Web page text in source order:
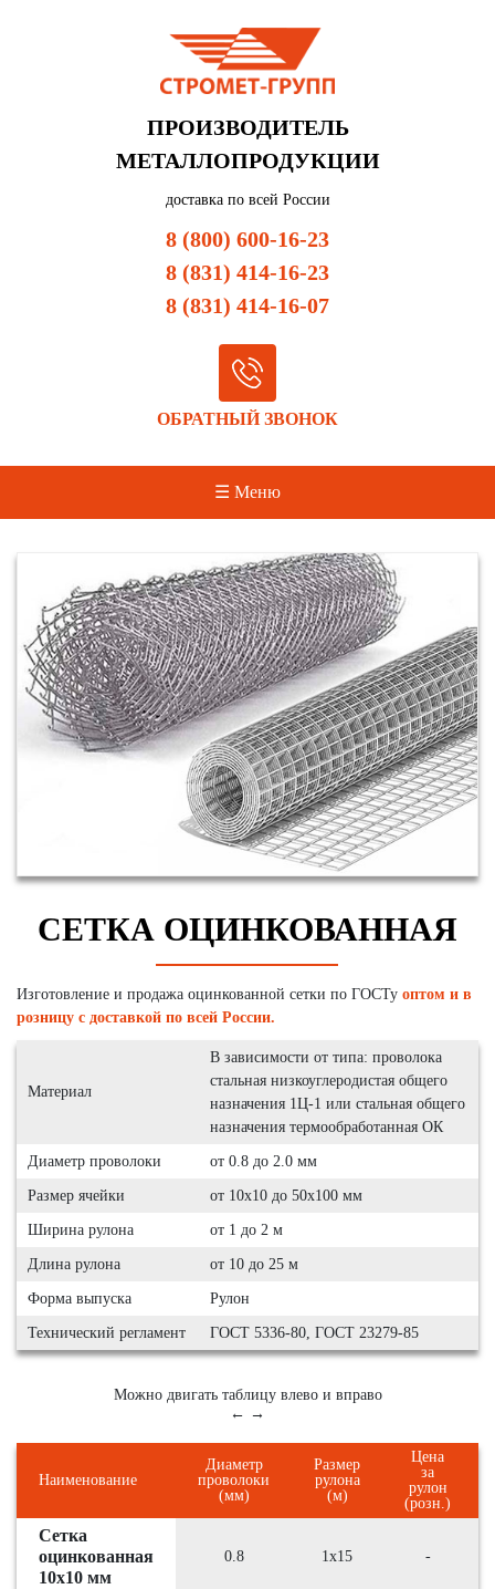
ПРОИЗВОДИТЕЛЬ
МЕТАЛЛОПРОДУКЦИИ
доставка по всей России
8 (800) 600-16-23
8 (831) 414-16-23
8 (831) 414-16-07
ОБРАТНЫЙ ЗВОНОК
☰ Меню
СЕТКА ОЦИНКОВАННАЯ
Изготовление и продажа оцинкованной сетки по ГОСТу оптом и в
розницу с доставкой по всей России.
Материал
В зависимости от типа: проволока
стальная низкоуглеродистая общего
назначения 1Ц-1 или стальная общего
назначения термообработанная ОК
Диаметр проволоки от 0.8 до 2.0 мм
Размер ячейки от 10х10 до 50х100 мм
Ширина рулона от 1 до 2 м
Длина рулона от 10 до 25 м
Форма выпуска Рулон
Технический регламент ГОСТ 5336-80, ГОСТ 23279-85
Можно двигать таблицу влево и вправо
← →
Наименование
Диаметр
проволоки
(мм)
Размер
рулона
(м)
Цена
за
рулон
(розн.)
Сетка
оцинкованная
10х10 мм
0.8 1х15 -